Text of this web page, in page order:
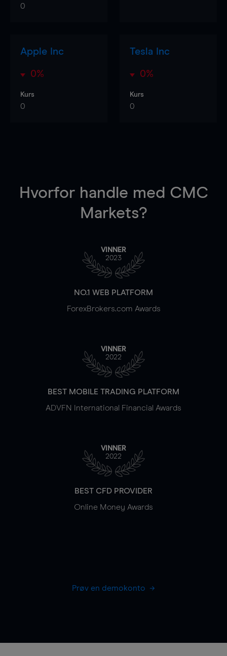
0
Apple Inc
0%
Kurs
0
Tesla Inc
0%
Kurs
0
Hvorfor handle med CMC
Markets?
VINNER
2023
NO.1 WEB PLATFORM
ForexBrokers.com Awards
VINNER
2022
BEST MOBILE TRADING PLATFORM
ADVFN International Financial Awards
VINNER
2022
BEST CFD PROVIDER
Online Money Awards
Prøv en demokonto